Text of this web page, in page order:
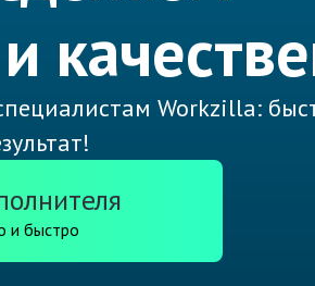
Workzilla:
и быстро